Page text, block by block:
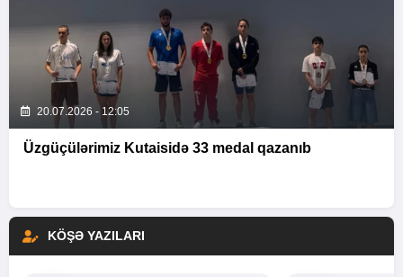
20.07.2026 - 12:05
Üzgüçülərimiz Kutaisidə 33 medal qazanıb
KÖŞƏ YAZILARI